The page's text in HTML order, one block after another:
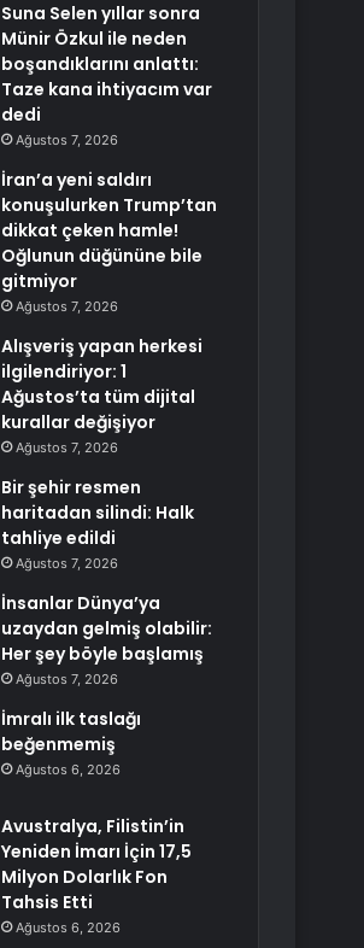
Suna Selen yıllar sonra
Münir Özkul ile neden
boşandıklarını anlattı:
Taze kana ihtiyacım var
dedi
Ağustos 7, 2026
İran’a yeni saldırı
konuşulurken Trump’tan
dikkat çeken hamle!
Oğlunun düğününe bile
gitmiyor
Ağustos 7, 2026
Alışveriş yapan herkesi
ilgilendiriyor: 1
Ağustos’ta tüm dijital
kurallar değişiyor
Ağustos 7, 2026
Bir şehir resmen
haritadan silindi: Halk
tahliye edildi
Ağustos 7, 2026
İnsanlar Dünya’ya
uzaydan gelmiş olabilir:
Her şey böyle başlamış
Ağustos 7, 2026
İmralı ilk taslağı
beğenmemiş
Ağustos 6, 2026
Avustralya, Filistin’in
Yeniden İmarı İçin 17,5
Milyon Dolarlık Fon
Tahsis Etti
Ağustos 6, 2026